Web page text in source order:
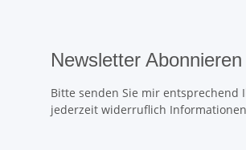
Newsletter Abonnieren
Bitte senden Sie mir entsprechend
jederzeit widerruflich